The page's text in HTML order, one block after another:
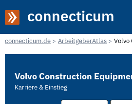
connecticum
connecticum.de ArbeitgeberAtlas Volvo
Volvo Construction
Karriere & Einstieg